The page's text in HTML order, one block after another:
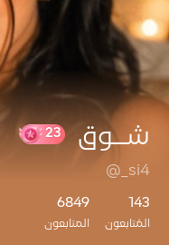
شــوق
@_si4
143
المُتابعون
6849
المتابعون